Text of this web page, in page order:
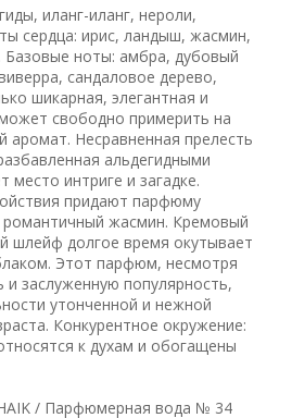
иланг-иланг, нероли,
сердца: ирис, ландыш, жасмин,
Базовые ноты: амбра, дубовый
сандаловое дерево,
шикарная, элегантная и
свободно примерить на
аромат. Несравненная прелесть
альдегидными
место интриге и загадке.
придают парфюму
романтичный жасмин. Кремовый
шлейф долгое время окутывает
Этот парфюм, несмотря
заслуженную популярность,
утонченной и нежной
Конкурентное окружение:
к духам и обогащены
/ Парфюмерная вода № 34